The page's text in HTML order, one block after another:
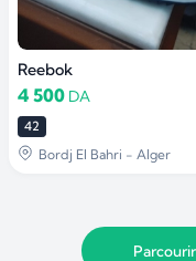
Reebok
4 500 DA
42
Bordj El Bahri - Alger